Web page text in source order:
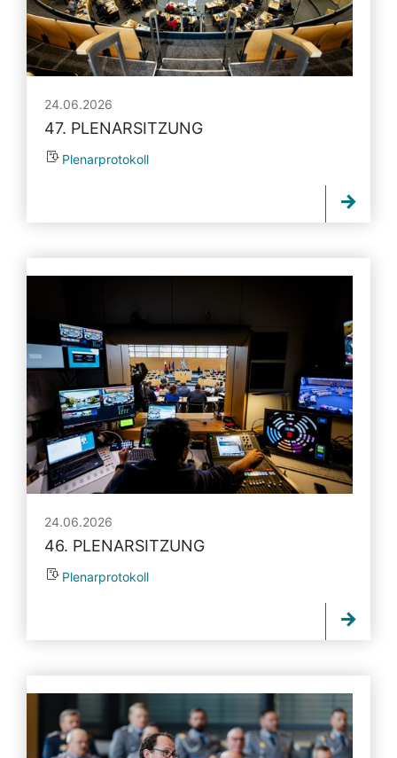
24.06.2026
47. PLENARSITZUNG
Plenarprotokoll
24.06.2026
46. PLENARSITZUNG
Plenarprotokoll